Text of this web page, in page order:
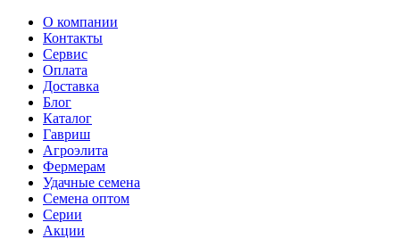
О компании
Контакты
Сервис
Оплата
Доставка
Блог
Каталог
Гавриш
Агроэлита
Фермерам
Удачные семена
Семена оптом
Серии
Акции